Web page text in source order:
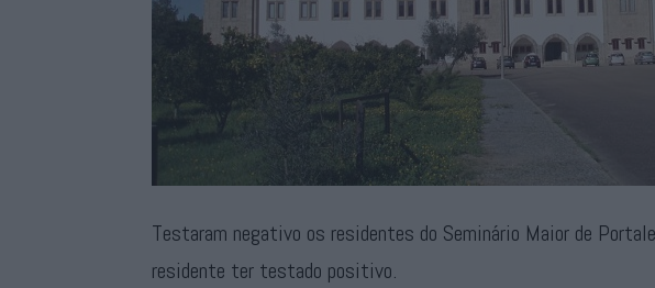
Testaram negativo os residentes do Seminário Maior de
residente ter testado positivo.